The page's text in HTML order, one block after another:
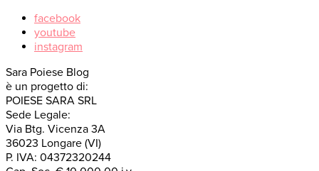
facebook
youtube
instagram
Sara Poiese Blog
è un progetto di:
POIESE SARA SRL
Sede Legale:
Via Btg. Vicenza 3A
36023 Longare (VI)
P. IVA: 04372320244